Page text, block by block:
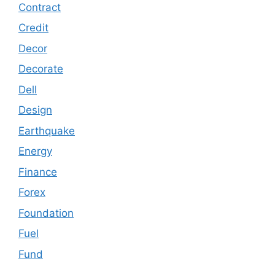
Contract
Credit
Decor
Decorate
Dell
Design
Earthquake
Energy
Finance
Forex
Foundation
Fuel
Fund